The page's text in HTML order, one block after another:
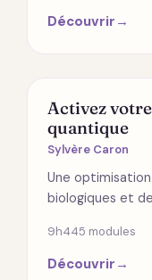
Découvrir →
SANTÉ
Activez
quantique
Sylvère Caron
Une
biologiques et
9h445 modules
Découvrir →